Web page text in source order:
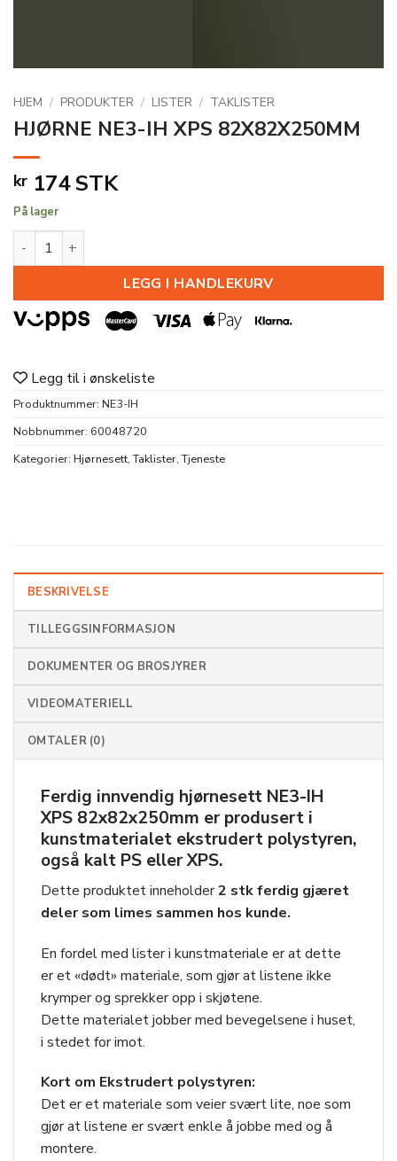
HJEM / PRODUKTER / LISTER / TAKLISTER
HJØRNE NE3-IH XPS 82X82X250MM
kr 174STK
På lager
HJØRNE NE3-IH XPS 82X82X250MM antall
LEGG I HANDLEKURV
Legg til i ønskeliste
Produktnummer: NE3-IH
Nobbnummer: 60048720
Kategorier: Hjørnesett,Taklister,Tjeneste
BESKRIVELSE
TILLEGGSINFORMASJON
DOKUMENTER OG BROSJYRER
VIDEOMATERIELL
OMTALER (0)
Ferdig innvendig hjørnesett NE3-IH
XPS 82x82x250mm er produsert i
kunstmaterialet ekstrudert polystyren,
også kalt PS eller XPS.
Dette produktet inneholder2 stk ferdig gjæret
deler som limes sammen hos kunde.
En fordel med lister i kunstmateriale er at dette
er et «dødt» materiale, som gjør at listene ikke
krymper og sprekker opp i skjøtene.
Dette materialet jobber med bevegelsene i huset,
i stedet for imot.
Kort om Ekstrudert polystyren:
Det er et materiale som veier svært lite, noe som
gjør at listene er svært enkle å jobbe med og å
montere.